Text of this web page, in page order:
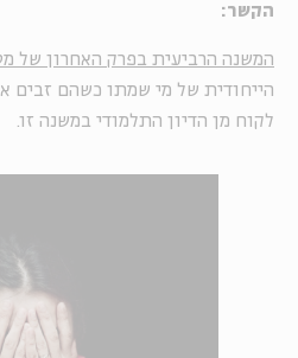
הקשר:
המשנה הרביעית בפרק האחרון של
הייחודית של מי שמתו כשהם זבים
לקוח מן הדיון התלמודי במשנה זו.